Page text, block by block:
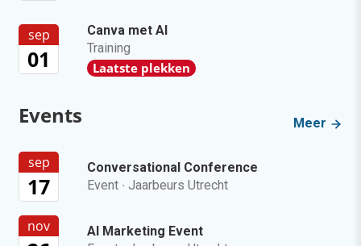
sep
01
Canva met AI
Training
Laatste plekken
Events Meer
sep
17
Conversational Conference
Event · Jaarbeurs Utrecht
nov
AI Marketing Event